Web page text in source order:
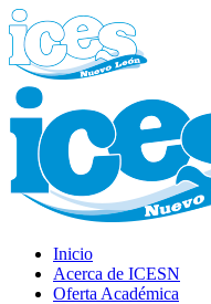
Inicio
Acerca de ICESN
Oferta Académica